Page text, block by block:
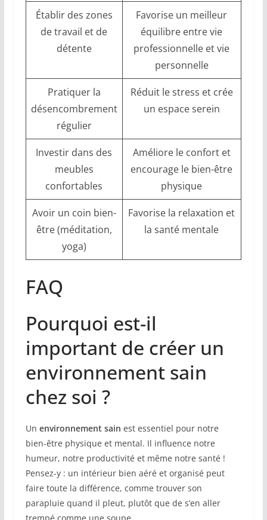
Établir des zones
de travail et de
détente
Favorise un meilleur
équilibre entre vie
professionnelle et vie
personnelle
Pratiquer la
désencombrement
régulier
Réduit le stress et crée
un espace serein
Investir dans des
meubles
confortables
Améliore le confort et
encourage le bien-être
physique
Avoir un coin bien-
être (méditation,
yoga)
Favorise la relaxation et
la santé mentale
FAQ
Pourquoi est-il
important de créer un
environnement sain
chez soi ?
Un environnement sain est essentiel pour notre
bien-être physique et mental. Il influence notre
humeur, notre productivité et même notre santé !
Pensez-y : un intérieur bien aéré et organisé peut
faire toute la différence, comme trouver son
parapluie quand il pleut, plutôt que de s’en aller
trempé comme une soupe.